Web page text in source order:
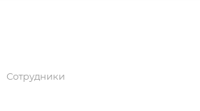
Сотрудники